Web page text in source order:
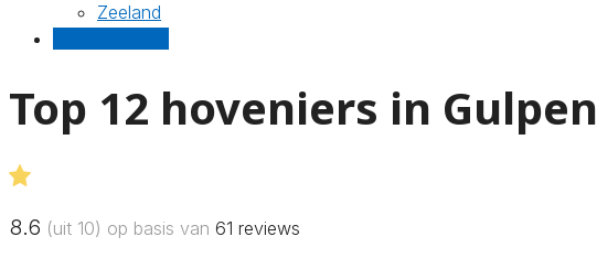
Zeeland
Top 12 hoveniers in Gulpen
8.6 (uit 10) op basis van 61 reviews